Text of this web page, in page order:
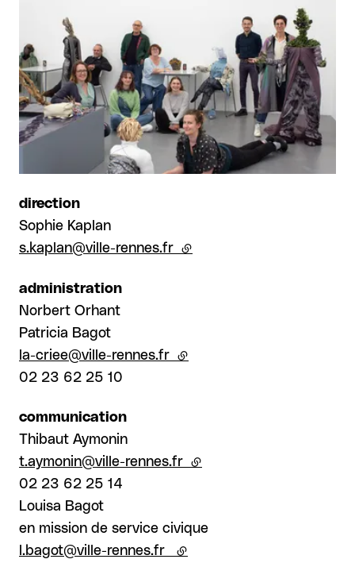
direction
Sophie Kaplan
s.kaplan@ville-rennes.fr (lien externe)
administration
Norbert Orhant
Patricia Bagot
la-criee@ville-rennes.fr (lien externe)
02 23 62 25 10
communication
Thibaut Aymonin
t.aymonin@ville-rennes.fr (lien externe)
02 23 62 25 14
Louisa Bagot
en mission de service civique
l.bagot@ville-rennes.fr
(lien externe)